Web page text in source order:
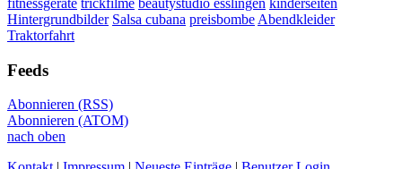
fitnessgeräte trickfilme beautystudio esslingen kinderseiten
Hintergrundbilder Salsa cubana preisbombe Abendkleider
Traktorfahrt
Feeds
Abonnieren (RSS)
Abonnieren (ATOM)
nach oben